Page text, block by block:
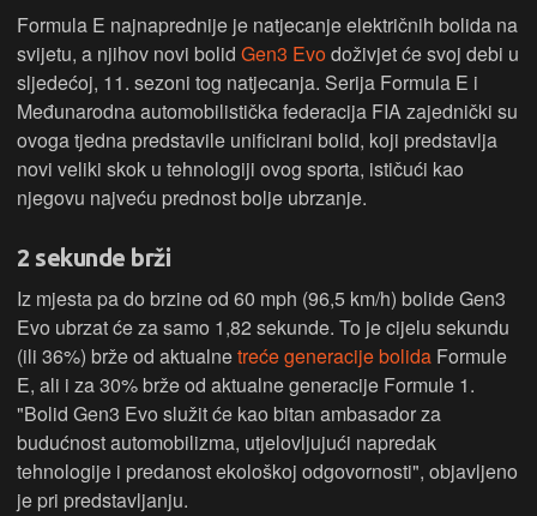
Formula E najnaprednije je natjecanje električnih bolida na
svijetu, a njihov novi bolid Gen3 Evodoživjet će svoj debi u
sljedećoj, 11. sezoni tog natjecanja. Serija Formula E i
Međunarodna automobilistička federacija FIA zajednički su
ovoga tjedna predstavile unificirani bolid, koji predstavlja
novi veliki skok u tehnologiji ovog sporta, ističući kao
njegovu najveću prednost bolje ubrzanje.
2 sekunde brži
Iz mjesta pa do brzine od 60 mph (96,5 km/h) bolide Gen3
Evo ubrzat će za samo 1,82 sekunde. To je cijelu sekundu
(ili 36%) brže od aktualnetreće generacije bolida Formule
E, ali i za 30% brže od aktualne generacije Formule 1.
"Bolid Gen3 Evo služit će kao bitan ambasador za
budućnost automobilizma, utjelovljujući napredak
tehnologije i predanost ekološkoj odgovornosti", objavljeno
je pri predstavljanju.